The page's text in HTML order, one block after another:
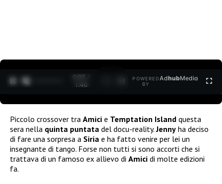
0:06 /
1:40
POWERED
BY
AdhubMedia
Piccolo crossover tra Amici e Temptation Island questa
sera nella quinta puntata del docu-reality.Jenny ha deciso
di fare una sorpresa a Siria e ha fatto venire per lei un
insegnante di tango. Forse non tutti si sono accorti che si
trattava di un famoso ex allievo di Amici di molte edizioni
fa.